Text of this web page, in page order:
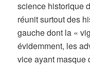
science historique
réunit surtout des
gauche dont la «
évidemment, les
vice ayant masque